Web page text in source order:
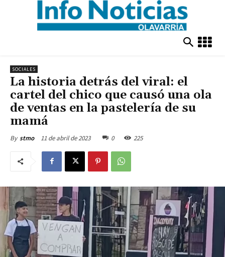
SOCIALES
La historia detrás del viral: el
cartel del chico que causó una ola
de ventas en la pastelería de su
mamá
By stmo 11 de abril de 2023 0 225